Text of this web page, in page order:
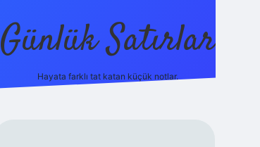
Günlük Satırlar
Hayata farklı tat katan küçük notlar.